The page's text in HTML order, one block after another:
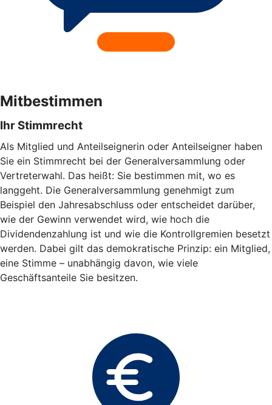
Mitbestimmen
Ihr Stimmrecht
Als Mitglied und Anteilseignerin oder Anteilseigner haben
Sie ein Stimmrecht bei der Generalversammlung oder
Vertreterwahl. Das heißt: Sie bestimmen mit, wo es
langgeht. Die Generalversammlung genehmigt zum
Beispiel den Jahresabschluss oder entscheidet darüber,
wie der Gewinn verwendet wird, wie hoch die
Dividendenzahlung ist und wie die Kontrollgremien besetzt
werden. Dabei gilt das demokratische Prinzip: ein Mitglied,
eine Stimme – unabhängig davon, wie viele
Geschäftsanteile Sie besitzen.